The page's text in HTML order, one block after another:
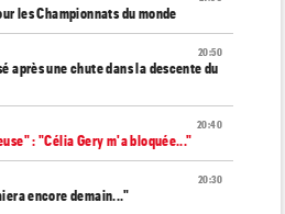
les Championnats du monde
20:50
après une chute dans la descente du
20:40
: "Célia Gery m'a bloquée..."
20:30
encore demain..."